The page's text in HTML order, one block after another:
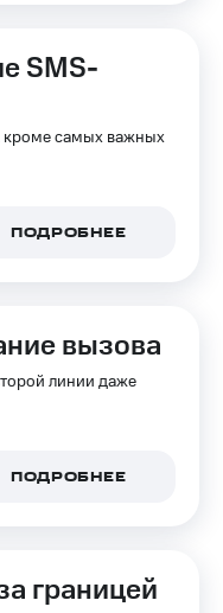
SMS-
самых важных
ПОДРОБНЕЕ
вызова
линии даже
ПОДРОБНЕЕ
границей